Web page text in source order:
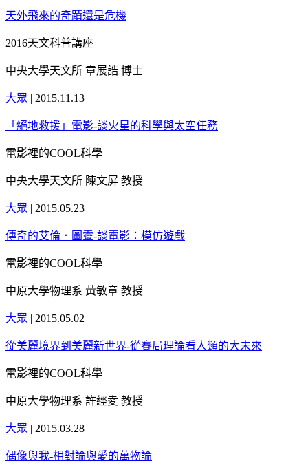
天外飛來的奇蹟還是危機
2016天文科普講座
中央大學天文所 章展誥 博士
大眾 | 2015.11.13
「絕地救援」電影-談火星的科學與太空任務
電影裡的COOL科學
中央大學天文所 陳文屏 教授
大眾 | 2015.05.23
傳奇的艾倫．圖靈-談電影：模仿遊戲
電影裡的COOL科學
中原大學物理系 黃敏章 教授
大眾 | 2015.05.02
從美麗境界到美麗新世界-從賽局理論看人類的大未來
電影裡的COOL科學
中原大學物理系 許經夌 教授
大眾 | 2015.03.28
偶像與我-相對論與愛的萬物論